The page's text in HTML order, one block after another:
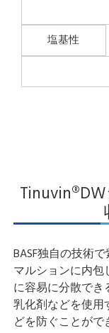
塩基性
BASF独自の技術
マルションに内
に容易に分散で
乳化剤などを使
どを防ぐことがで